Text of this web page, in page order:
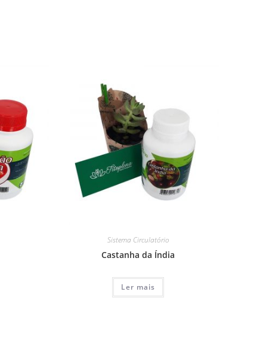
Sistema Circulatório
Castanha da Índia
Ler mais